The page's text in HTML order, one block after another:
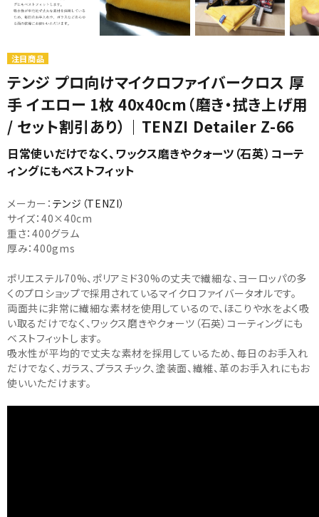
ガレージ機器
注目商品
テンジ プロ向けマイクロファイバークロス 厚
手 イエロー 1枚 40x40cm（磨き・拭き上げ用
/ セット割引あり）｜TENZI Detailer Z-66
日常使いだけでなく、ワックス磨きやクォーツ（石英）コーテ
ィングにもベストフィット
メーカー： テンジ（TENZI）
サイズ：40×40cm
重さ：400グラム
厚み：400gms
ポリエステル70%、ポリアミド30%の丈夫で繊細な、ヨーロッパの多
くのプロショップで採用されているマイクロファイバータオルです。
両面共に非常に繊細な素材を使用しているので、ほこりや水をよく吸
い取るだけでなく、ワックス磨きやクォーツ（石英）コーティングにも
ベストフィットします。
吸水性が平均的で丈夫な素材を採用しているため、毎日のお手入れ
だけでなく、ガラス、プラスチック、塗装面、繊維、革のお手入れにもお
使いいただけます。